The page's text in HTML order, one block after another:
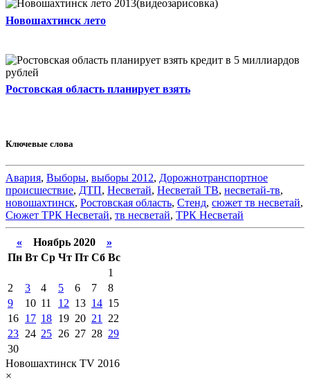
Новошахтинск лето
Ростовская область планирует взять
Ключевые слова
Авария, Выборы, выборы 2012, Дорожнотранспортное
происшествие, ДТП, Несветай, Несветай ТВ, несветай-тв,
новошахтинск, Ростовская область, Стенд, сюжет тв несветай,
Сюжет ТРК Несветай, тв несветай, ТРК Несветай
«Ноябрь 2020 »
Пн Вт Ср Чт Пт Сб Вс
1
2
3 4 5 6 7
8
9
10 11 12 13 14 15
16 17 18 19 20 21
22
23 24 25 26 27 28 29
30
Новошахтинск TV 2016
×